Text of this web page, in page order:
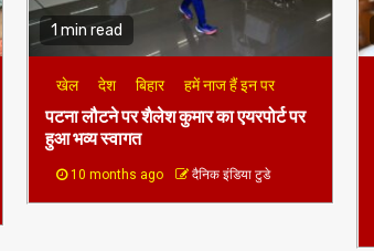
खेल देश हमें नाज हैं इन पर
पटना लौटने पर शैलेश कुमार का एयरपोर्ट पर
हुआ भव्य स्वागत
10 months ago दैनिक इंडिया टुडे